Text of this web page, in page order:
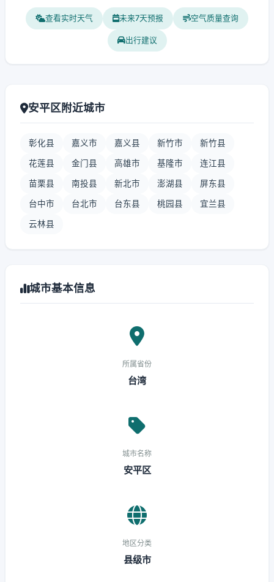
查看实时天气 未来7天预报 空气质量查询
出行建议
安平区附近城市
彰化县 嘉义市 嘉义县 新竹市 新竹县
花莲县 金门县 高雄市 基隆市 连江县
苗栗县 南投县 新北市 澎湖县 屏东县
台中市 台北市 台东县 桃园县 宜兰县
云林县
城市基本信息
所属省份
台湾
城市名称
安平区
地区分类
县级市